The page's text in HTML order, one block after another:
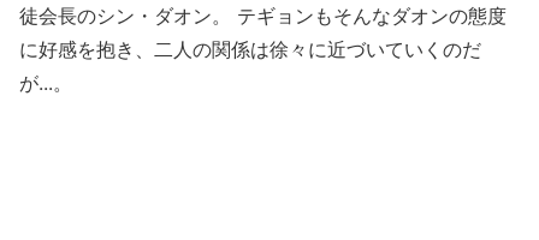
徒会長のシン・ダオン。 テギョンもそんなダオンの態度
に好感を抱き、二人の関係は徐々に近づいていくのだ
が...。